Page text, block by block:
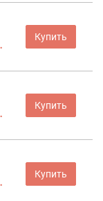
Купить
Купить
Купить